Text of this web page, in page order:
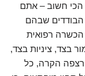
הכי חשוב – אתם
הבודדים שבהם
הכשרה רפואית
בצד, ציניות בצד,
הקרה, כל